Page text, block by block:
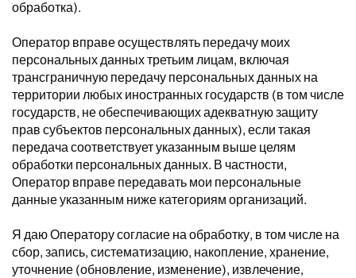
обработка).
Оператор вправе осуществлять передачу моих
персональных данных третьим лицам, включая
трансграничную передачу персональных данных на
территории любых иностранных государств (в том числе
государств, не обеспечивающих адекватную защиту
прав субъектов персональных данных), если такая
передача соответствует указанным выше целям
обработки персональных данных. В частности,
Оператор вправе передавать мои персональные
данные указанным ниже категориям организаций.
Я даю Оператору согласие на обработку, в том числе на
сбор, запись, систематизацию, накопление, хранение,
уточнение (обновление, изменение), извлечение,